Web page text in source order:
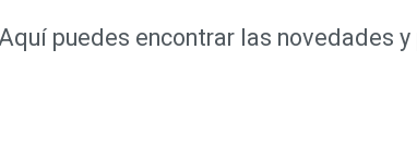
puedes encontrar las novedades